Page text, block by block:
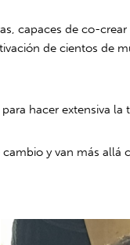
capaces de co-
de cientos de
hacer extensiva
y van más allá